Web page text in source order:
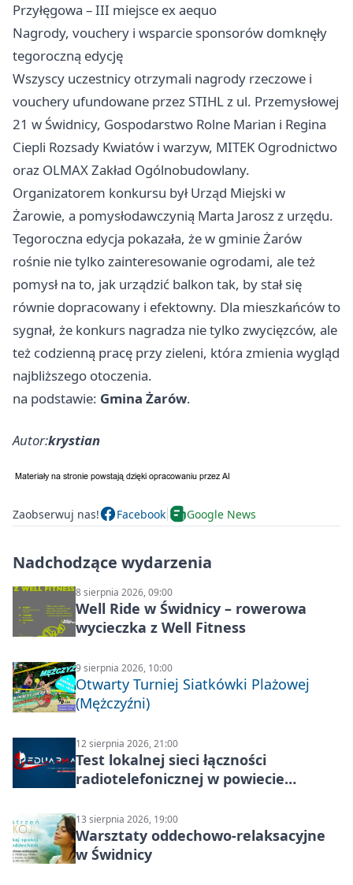
Przyłęgowa – III miejsce ex aequo
Nagrody, vouchery i wsparcie sponsorów domknęły
tegoroczną edycję
Wszyscy uczestnicy otrzymali nagrody rzeczowe i
vouchery ufundowane przez STIHL z ul. Przemysłowej
21 w Świdnicy, Gospodarstwo Rolne Marian i Regina
Ciepli Rozsady Kwiatów i warzyw, MITEK Ogrodnictwo
oraz OLMAX Zakład Ogólnobudowlany.
Organizatorem konkursu był Urząd Miejski w
Żarowie, a pomysłodawczynią Marta Jarosz z urzędu.
Tegoroczna edycja pokazała, że w gminie Żarów
rośnie nie tylko zainteresowanie ogrodami, ale też
pomysł na to, jak urządzić balkon tak, by stał się
równie dopracowany i efektowny. Dla mieszkańców to
sygnał, że konkurs nagradza nie tylko zwycięzców, ale
też codzienną pracę przy zieleni, która zmienia wygląd
najbliższego otoczenia.
na podstawie: Gmina Żarów.
Autor:krystian
Zaobserwuj nas! Facebook Google News
Nadchodzące wydarzenia
8 sierpnia 2026, 09:00
Well Ride w Świdnicy – rowerowa
wycieczka z Well Fitness
9 sierpnia 2026, 10:00
Otwarty Turniej Siatkówki Plażowej
(Mężczyźni)
12 sierpnia 2026, 21:00
Test lokalnej sieci łączności
radiotelefonicznej w powiecie
13 sierpnia 2026, 19:00
Warsztaty oddechowo-relaksacyjne
w Świdnicy